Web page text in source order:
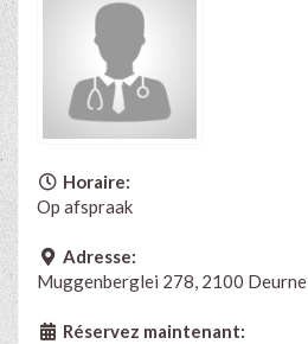
Horaire:
Op afspraak
Adresse:
Muggenberglei 278, 2100 Deurne
Réservez maintenant: